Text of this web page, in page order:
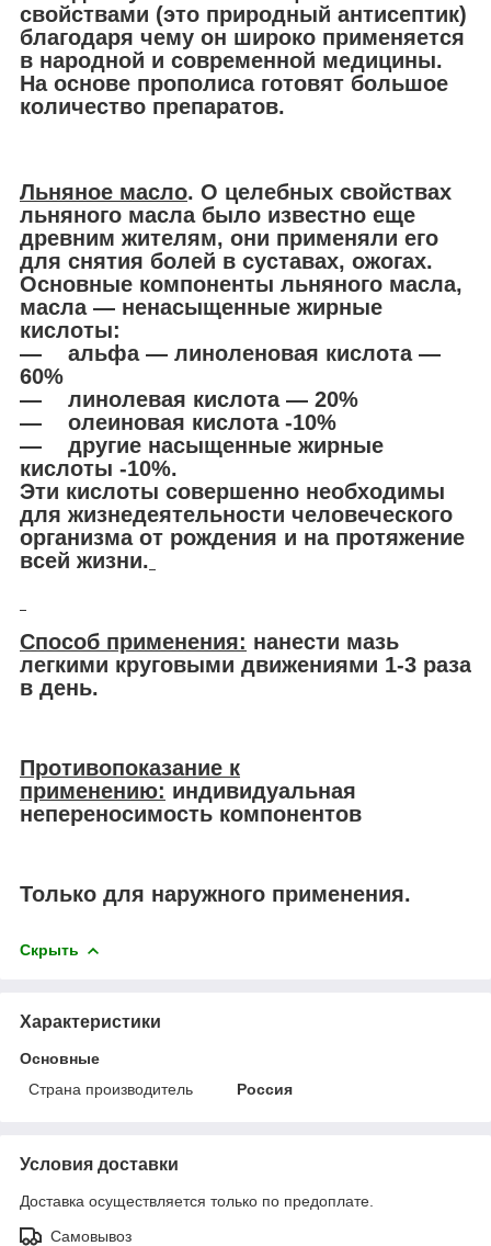
свойствами (это природный антисептик)
благодаря чему он широко применяется
в народной и современной медицины.
На основе прополиса готовят большое
количество препаратов.
Льняное масло. О целебных свойствах
льняного масла было известно еще
древним жителям, они применяли его
для снятия болей в суставах, ожогах.
Основные компоненты льняного масла,
масла ― ненасыщенные жирные
кислоты:
― альфа ― линоленовая кислота ―
60%
― линолевая кислота ― 20%
― олеиновая кислота -10%
― другие насыщенные жирные
кислоты -10%.
Эти кислоты совершенно необходимы
для жизнедеятельности человеческого
организма от рождения и на протяжение
всей жизни.
Способ применения: нанести мазь
легкими круговыми движениями 1-3 раза
в день.
Противопоказание к
применению: индивидуальная
непереносимость компонентов
Только для наружного применения.
Скрыть
Характеристики
Основные
Страна производитель
Россия
Условия доставки
Доставка осуществляется только по предоплате.
Самовывоз